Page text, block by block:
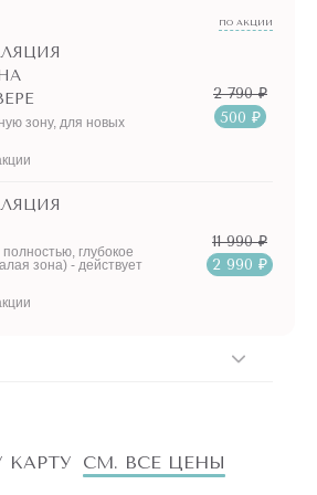
ПО АКЦИИ
зону, для новых
2 790 ₽
500 ₽
глубокое
зона) - действует
11 990 ₽
2 990 ₽
КАРТУ СМ. ВСЕ ЦЕНЫ